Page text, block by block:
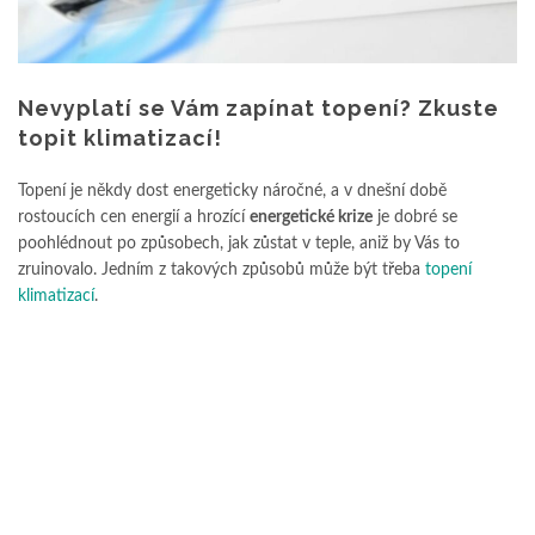
Nevyplatí se Vám zapínat topení? Zkuste
topit klimatizací!
Topení je někdy dost energeticky náročné, a v dnešní době
rostoucích cen energií a hrozící energetické krize je dobré se
poohlédnout po způsobech, jak zůstat v teple, aniž by Vás to
zruinovalo. Jedním z takových způsobů může být třeba topení
klimatizací.